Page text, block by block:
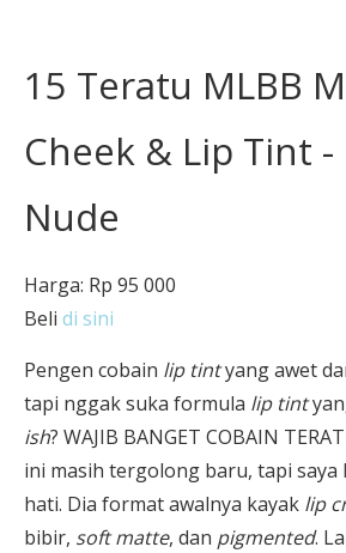
15 Teratu MLBB
Cheek & Lip Tint
Nude
Harga: Rp 95 000
Beli di sini
Pengen cobain lip tintyang awet
tapi nggak suka formula lip tint
ish? WAJIB BANGET COBAIN
ini masih tergolong baru, tapi saya
hati. Dia format awalnya kayak lip
bibir, soft matte, dan pigmented.